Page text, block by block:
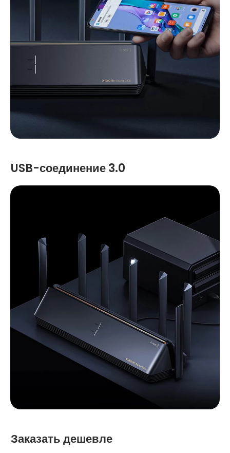
USB-соединение 3.0
Заказать дешевле